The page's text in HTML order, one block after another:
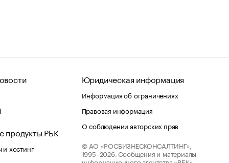
продукты РБК
хостинг
Юридическая информация
Информация об ограничениях
Правовая информация
О соблюдении авторских прав
© АО «РОСБИЗНЕСКОНСАЛТИНГ»,
1995–2026. Сообщения и материалы